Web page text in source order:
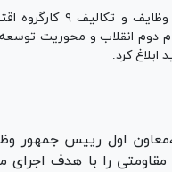
معاون اول رییس
کرد.
اول رییس جمهور
مقاومتی را با هدف